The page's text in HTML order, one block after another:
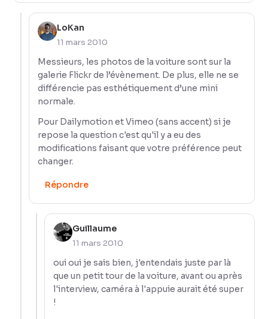
LoKan
11 mars 2010
Messieurs, les photos de la voiture sont sur la
galerie Flickr de l’évènement. De plus, elle ne se
différencie pas esthétiquement d’une mini
normale.
Pour Dailymotion et Vimeo (sans accent) si je
repose la question c'est qu'il y a eu des
modifications faisant que votre préférence peut
changer.
Répondre
Guillaume
11 mars 2010
oui oui je sais bien, j'entendais juste par là
que un petit tour de la voiture, avant ou après
l'interview, caméra à l'appuie aurait été super
!